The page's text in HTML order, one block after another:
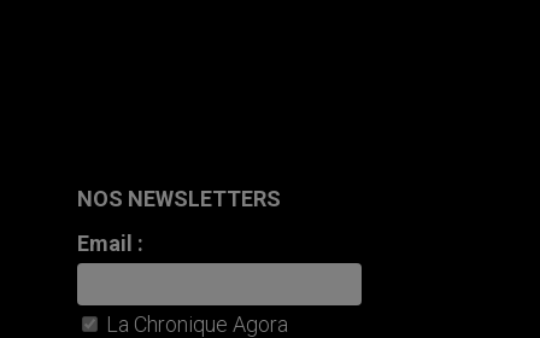
NOS NEWSLETTERS
Email :
La Chronique Agora